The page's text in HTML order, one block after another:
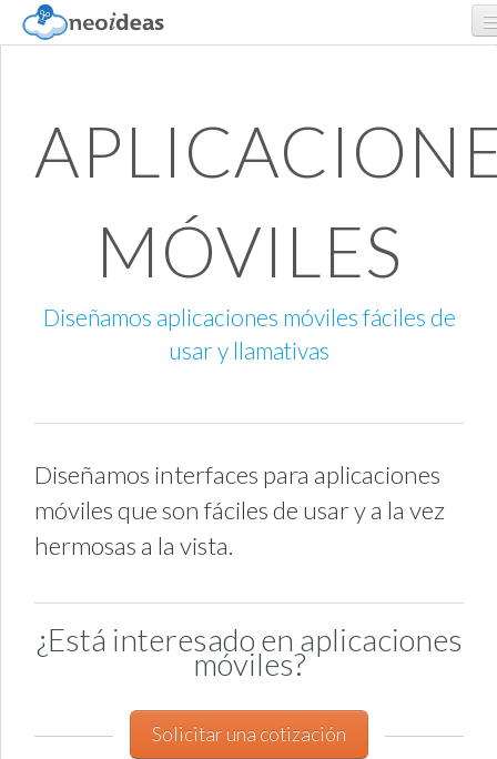
PORTAFOLIO
CONTACTO
MÓVILES
Diseñamos aplicaciones móviles fáciles de
usar y llamativas
Diseñamos interfaces para aplicaciones
móviles que son fáciles de usar y a la vez
hermosas a la vista.
¿Está interesado en aplicaciones
móviles?
Solicitar una cotización